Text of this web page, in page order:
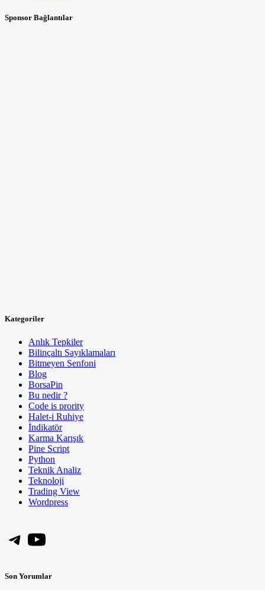
Sponsor Bağlantılar
Kategoriler
Anlık Tepkiler
Bilinçaltı Sayıklamaları
Bitmeyen Senfoni
Blog
BorsaPin
Bu nedir ?
Code is prority
Halet-i Ruhiye
İndikatör
Karma Karışık
Pine Script
Python
Teknik Analiz
Teknoloji
Trading View
Wordpress
Telegram
YouTube
Son Yorumlar